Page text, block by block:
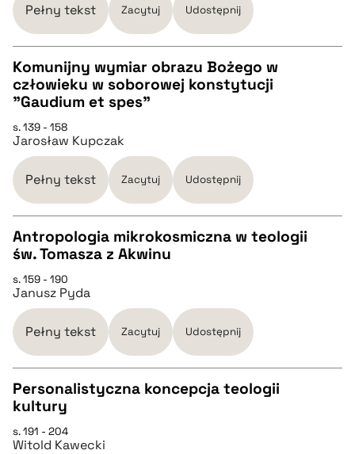
BIBTEX
pobierz cytat
Pełny tekst Zacytuj Udostępnij
CZYSTY TEKST
pobierz cytat
BIBTEX
pobierz cytat
Komunijny wymiar obrazu Bożego w
człowieku w soborowej konstytucji
"Gaudium et spes"
s. 139 - 158
Jarosław Kupczak
Pełny tekst Zacytuj Udostępnij
pobierz cytat
BIBTEX
pobierz cytat
Antropologia mikrokosmiczna w teologii
św. Tomasza z Akwinu
s. 159 - 190
Janusz Pyda
Pełny tekst Zacytuj Udostępnij
CZYSTY TEKST
Personalistyczna koncepcja teologii
kultury
s. 191 - 204
Witold Kawecki